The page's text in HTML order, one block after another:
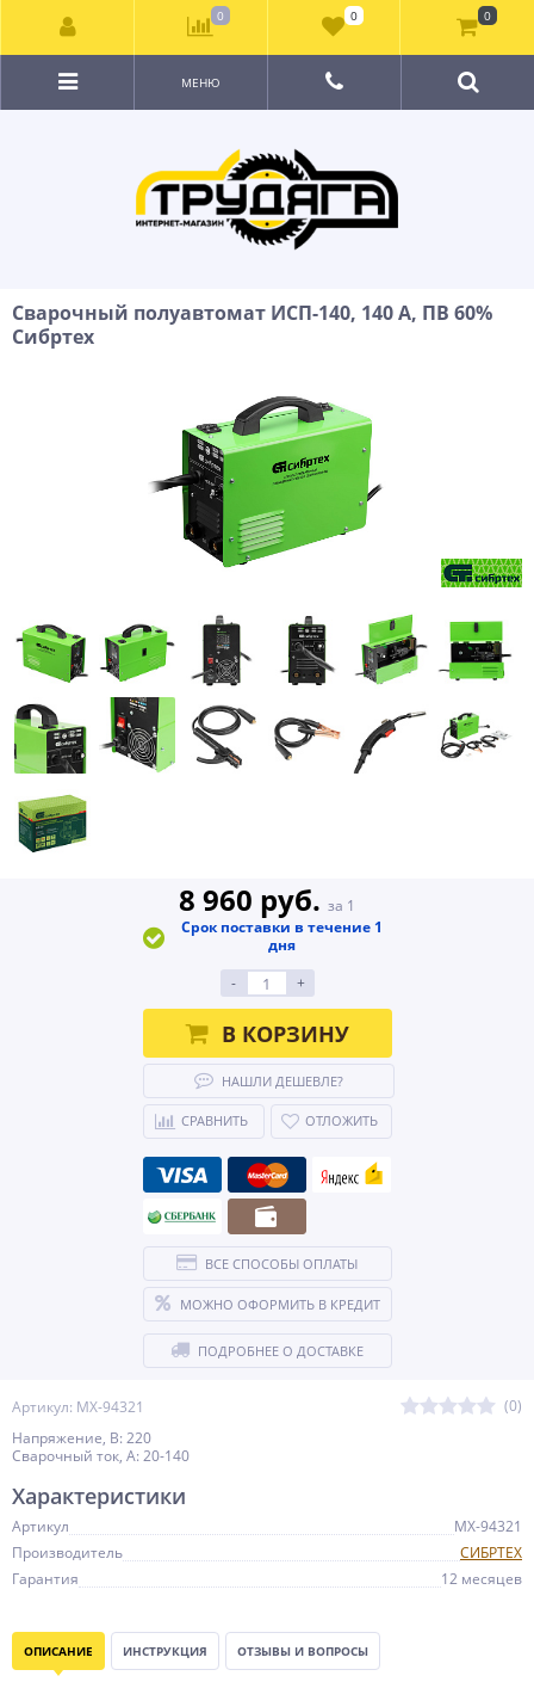
МЕНЮ
Сварочный полуавтомат ИСП-140, 140 А, ПВ 60%
Сибртех
Артикул: MX-94321
(0)
Напряжение, В: 220
Сварочный ток, А: 20-140
8 960 руб. за 1
Срок поставки в течение 1
дня
-
+
В КОРЗИНУ
НАШЛИ ДЕШЕВЛЕ?
СРАВНИТЬ ОТЛОЖИТЬ
ВСЕ СПОСОБЫ ОПЛАТЫ
МОЖНО ОФОРМИТЬ В КРЕДИТ
ПОДРОБНЕЕ О ДОСТАВКЕ
Характеристики
Артикул
MX-94321
Производитель
СИБРТЕХ
Гарантия
12 месяцев
ОПИСАНИЕ ИНСТРУКЦИЯ ОТЗЫВЫ И ВОПРОСЫ
0 0 0